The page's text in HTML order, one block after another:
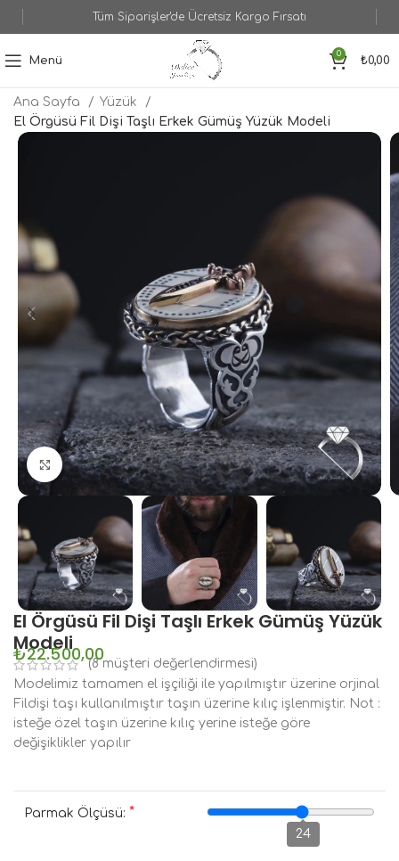
Tüm Siparişler'de Ücretsiz Kargo Fırsatı
Menü
0
₺0,00
Ana Sayfa
Yüzük
El Örgüsü Fil Dişi Taşlı Erkek Gümüş Yüzük Modeli
Büyütmek için tıklayın
El Örgüsü Fil Dişi Taşlı Erkek Gümüş Yüzük
Modeli
₺22.500,00
(8müşteri değerlendirmesi)
Modelimiz tamamen el işçiliği ile yapılmıştır üzerine orjinal
Fildişi taşı kullanılmıştır taşın üzerine kılıç işlenmiştir. Not :
isteğe özel taşın üzerine kılıç yerine isteğe göre
değişiklikler yapılır
Parmak Ölçüsü: *
24